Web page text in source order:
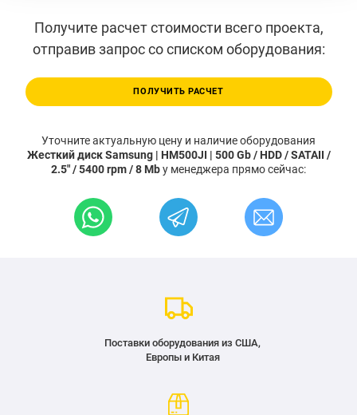
Получите расчет стоимости всего проекта,
отправив запрос со списком оборудования:
ПОЛУЧИТЬ РАСЧЕТ
Уточните актуальную цену и наличие оборудования
Жесткий диск Samsung | HM500JI | 500 Gb / HDD / SATAII /
2.5" / 5400 rpm / 8 Mbу менеджера прямо сейчас:
Поставки оборудования из США,
Европы и Китая